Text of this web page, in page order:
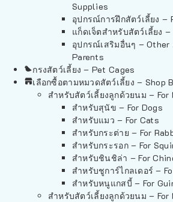
Supplies
อุปกรณ์การฝึกสัตว์เลี้ยง –
แก็ดเจ็ตสำหรับสัตว์เลี้ยง
อุปกรณ์เสริมอื่นๆ – Other
Parents
กรงสัตว์เลี้ยง – Pet Cages
เลือกซื้อตามหมวดสัตว์เลี้ยง – Shop
สำหรับสัตว์เลี้ยงลูกด้วยนม – For
สำหรับสุนัข – For Dogs
สำหรับแมว – For Cats
สำหรับกระต่าย – For
สำหรับกระรอก – For
สำหรับชินชิล่า – For
สำหรับชูการ์ไกลเดอร์ –
สำหรับหนูแกสบี้ – For
สำหรับสัตว์เลี้ยงลูกด้วยนม – For